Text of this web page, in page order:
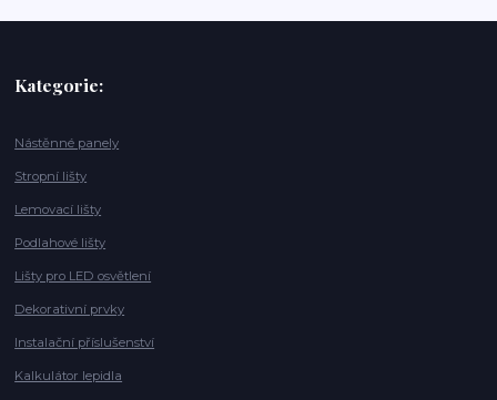
Kategorie:
Nástěnné panely
Stropní lišty
Lemovací lišty
Podlahové lišty
Lišty pro LED osvětlení
Dekorativní prvky
Instalační příslušenství
Kalkulátor lepidla